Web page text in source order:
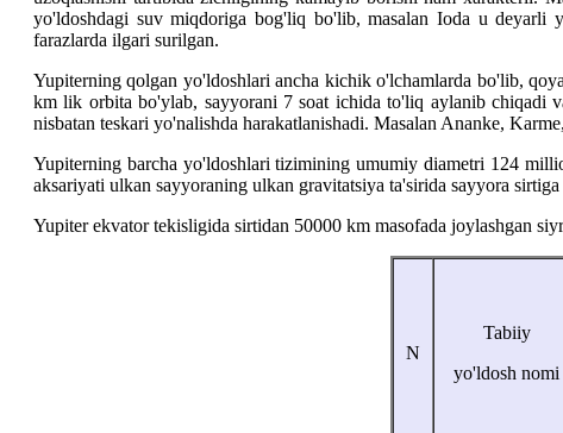
yo'ldoshdagi suv miqdoriga bog'liq bo'lib, masalan Ioda u deyarli
farazlarda ilgari surilgan.
Yupiterning qolgan yo'ldoshlari ancha kichik o'lchamlarda bo'lib,
km lik orbita bo'ylab, sayyorani 7 soat ichida to'liq aylanib chiqadi
nisbatan teskari yo'nalishda harakatlanishadi. Masalan Ananke,
Yupiterning barcha yo'ldoshlari tizimining umumiy diametri 124
aksariyati ulkan sayyoraning ulkan gravitatsiya ta'sirida sayyora
Yupiter ekvator tekisligida sirtidan 50000 km masofada joylashgan
N
Tabiiy
yo'ldosh nomi